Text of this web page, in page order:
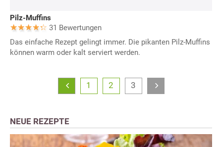
Pilz-Muffins
31 Bewertungen
Das einfache Rezept gelingt immer. Die pikanten Pilz-Muffins
können warm oder kalt serviert werden.
1 2 3
NEUE REZEPTE